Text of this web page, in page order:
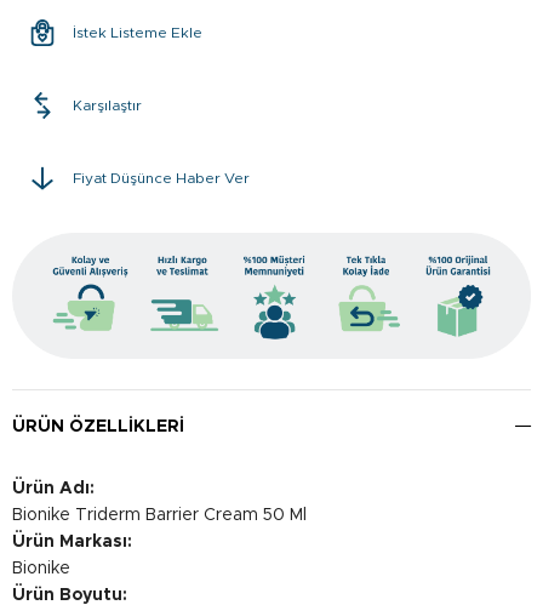
İstek Listeme Ekle
Karşılaştır
Fiyat Düşünce Haber Ver
ÜRÜN ÖZELLIKLERI
Ürün Adı:
Bionike Triderm Barrier Cream 50 Ml
Ürün Markası:
Bionike
Ürün Boyutu: